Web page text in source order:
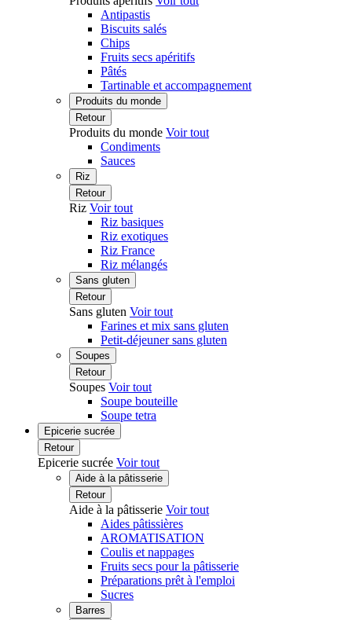
Antipastis
Biscuits salés
Chips
Fruits secs apéritifs
Pâtés
Tartinable et accompagnement
Produits du monde
Retour
Produits du monde Voir tout
Condiments
Sauces
Riz
Retour
Riz Voir tout
Riz basiques
Riz exotiques
Riz France
Riz mélangés
Sans gluten
Retour
Sans gluten Voir tout
Farines et mix sans gluten
Petit-déjeuner sans gluten
Soupes
Retour
Soupes Voir tout
Soupe bouteille
Soupe tetra
Epicerie sucrée
Retour
Epicerie sucrée Voir tout
Aide à la pâtisserie
Retour
Aide à la pâtisserie Voir tout
Aides pâtissières
AROMATISATION
Coulis et nappages
Fruits secs pour la pâtisserie
Préparations prêt à l'emploi
Sucres
Barres